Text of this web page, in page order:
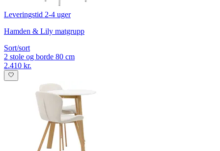
Leveringstid 2-4 uger
Hamden & Lily matgrupp
Sort/sort
2 stole og borde 80 cm
2.410 kr.